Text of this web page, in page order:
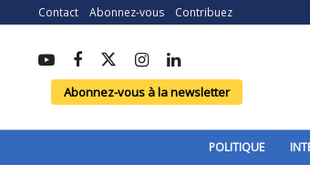
Contact Abonnez-vous Contribuez
Abonnez-vous à la newsletter
POLITIQUE